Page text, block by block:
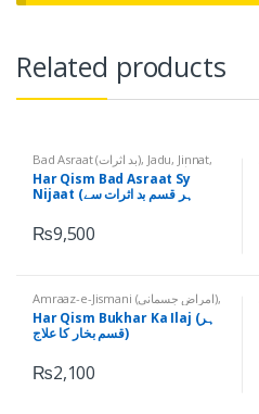
Related products
Bad Asraat (بد اثرات), Jadu, Jinnat,
Shayateen, Nazr-e-Bad (جادو،
جنات، شیاطین، نظر بد),Tayyar
Ruhani Ilaj (تیار روحانی علاج)
Har Qism Bad Asraat Sy
Nijaat (ہر قسم بد اثرات سے
₨9,500
Amraaz-e-Jismani (امراض جسمانی),
Har Qism Ka Bukhar (ہر قسم کا
بخار),Tayyar Ruhani Ilaj (تیار روحانی
علاج)
Har Qism Bukhar Ka Ilaj (ہر
قسم بخار کا علاج)
₨2,100